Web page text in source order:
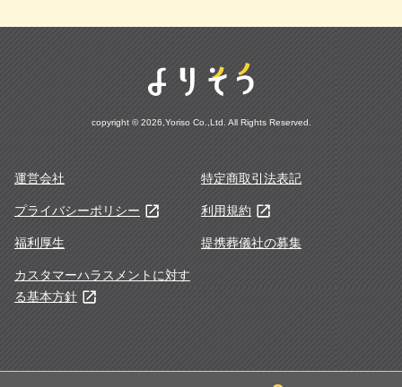
copyright © 2026,Yoriso Co.,Ltd. All Rights Reserved.
運営会社 特定商取引法表記
プライバシーポリシー 利用規約
福利厚生 提携葬儀社の募集
カスタマーハラスメントに対す
る基本方針